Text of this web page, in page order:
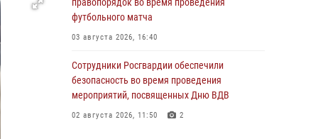
футбольного матча
03 августа 2026, 16:40
Сотрудники Росгвардии обеспечили
безопасность во время проведения
мероприятий, посвященных Дню ВДВ
02 августа 2026, 11:50 2